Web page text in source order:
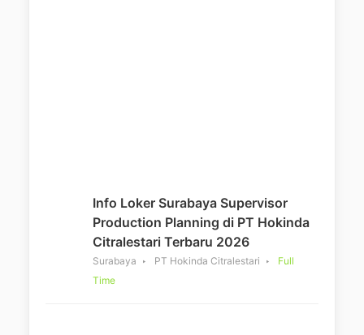
Info Loker Surabaya Supervisor
Production Planning di PT Hokinda
Citralestari Terbaru 2026
Surabaya PT Hokinda Citralestari
Full
Time